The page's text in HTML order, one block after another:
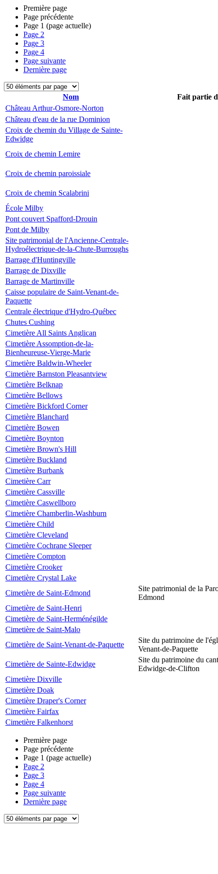
Première page
Page précédente
Page 1 (page actuelle)
Page 2
Page 3
Page 4
Page suivante
Dernière page
Nom
Fait partie
Château Arthur-Osmore-Norton
Château d'eau de la rue Dominion
Croix de chemin du Village de Sainte-
Edwidge
Croix de chemin Lemire
Croix de chemin paroissiale
Croix de chemin Scalabrini
École Milby
Pont couvert Spafford-Drouin
Pont de Milby
Site patrimonial de l'Ancienne-Centrale-
Hydroélectrique-de-la-Chute-Burroughs
Barrage d'Huntingville
Barrage de Dixville
Barrage de Martinville
Caisse populaire de Saint-Venant-de-
Paquette
Centrale électrique d'Hydro-Québec
Chutes Cushing
Cimetière All Saints Anglican
Cimetière Assomption-de-la-
Bienheureuse-Vierge-Marie
Cimetière Baldwin-Wheeler
Cimetière Barnston Pleasantview
Cimetière Belknap
Cimetière Bellows
Cimetière Bickford Corner
Cimetière Blanchard
Cimetière Bowen
Cimetière Boynton
Cimetière Brown's Hill
Cimetière Buckland
Cimetière Burbank
Cimetière Carr
Cimetière Cassville
Cimetière Caswellboro
Cimetière Chamberlin-Washburn
Cimetière Child
Cimetière Cleveland
Cimetière Cochrane Sleeper
Cimetière Compton
Cimetière Crooker
Cimetière Crystal Lake
Cimetière de Saint-Edmond
Site patrimonial de la
Edmond
Cimetière de Saint-Henri
Cimetière de Saint-Herménégilde
Cimetière de Saint-Malo
Cimetière de Saint-Venant-de-Paquette
Site du patrimoine de
Venant-de-Paquette
Cimetière de Sainte-Edwidge
Site du patrimoine du
Edwidge-de-Clifton
Cimetière Dixville
Cimetière Doak
Cimetière Draper's Corner
Cimetière Fairfax
Cimetière Falkenhorst
Première page
Page précédente
Page 1 (page actuelle)
Page 2
Page 3
Page 4
Page suivante
Dernière page